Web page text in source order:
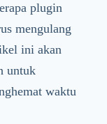
plugin
mengulang
ini akan
untuk
waktu